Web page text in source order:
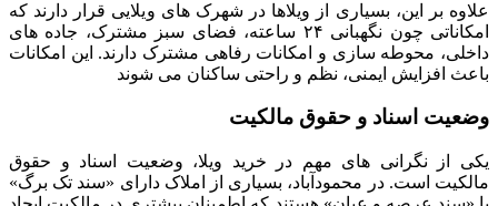
علاوه بر این، بسیاری از ویلاها در شهرک های ویلایی قرار دارند که
امکاناتی چون نگهبانی ۲۴ ساعته، فضای سبز مشترک، جاده های
داخلی، محوطه سازی و امکانات رفاهی مشترک دارند. این امکانات
باعث افزایش ایمنی، نظم و راحتی ساکنان می شوند
وضعیت اسناد و حقوق مالکیت
یکی از نگرانی های مهم در خرید ویلا، وضعیت اسناد و حقوق
مالکیت است. در محمودآباد، بسیاری از املاک دارای «سند تک برگ»